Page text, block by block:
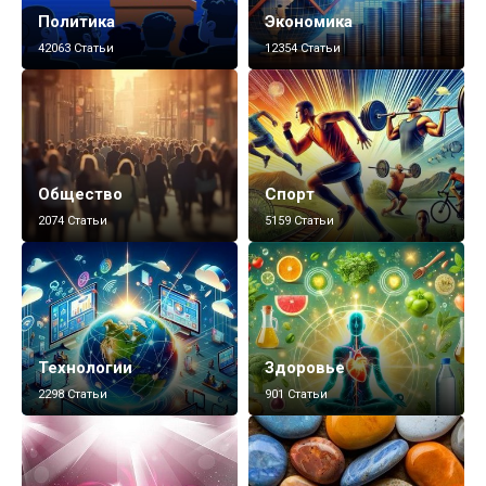
Политика
42063 Статьи
Экономика
12354 Статьи
Общество
2074 Статьи
Спорт
5159 Статьи
Технологии
2298 Статьи
Здоровье
901 Статьи